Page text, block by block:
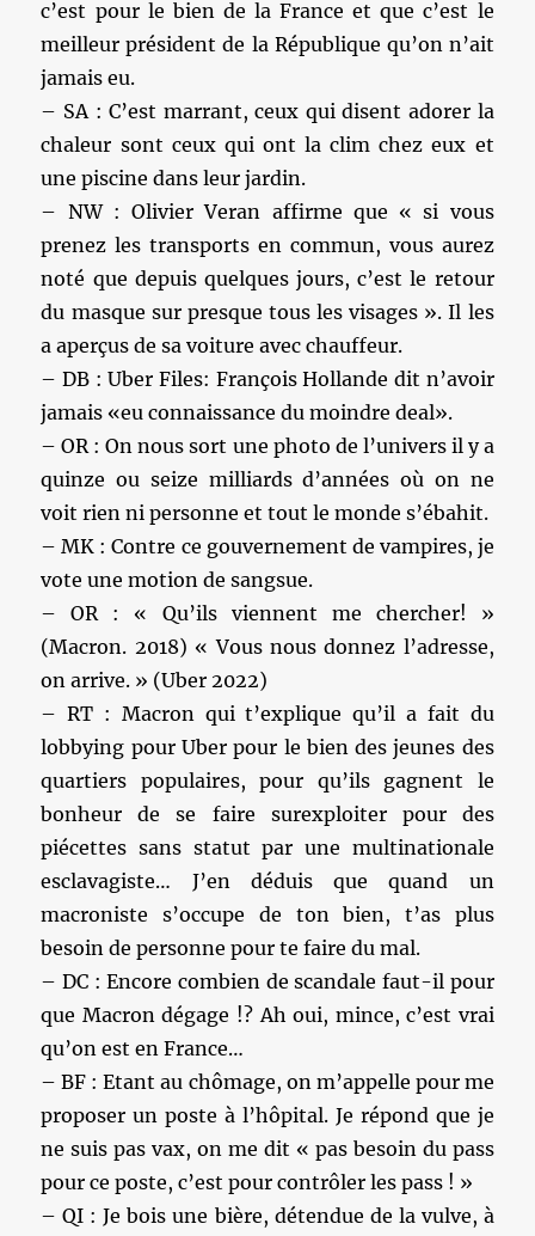
c’est pour le bien de la France et que c’est le
meilleur président de la République qu’on n’ait
jamais eu.
– SA : C’est marrant, ceux qui disent adorer la
chaleur sont ceux qui ont la clim chez eux et
une piscine dans leur jardin.
– NW : Olivier Veran affirme que « si vous
prenez les transports en commun, vous aurez
noté que depuis quelques jours, c’est le retour
du masque sur presque tous les visages ». Il les
a aperçus de sa voiture avec chauffeur.
– DB : Uber Files: François Hollande dit n’avoir
jamais «eu connaissance du moindre deal».
– OR : On nous sort une photo de l’univers il y a
quinze ou seize milliards d’années où on ne
voit rien ni personne et tout le monde s’ébahit.
– MK : Contre ce gouvernement de vampires, je
vote une motion de sangsue.
– OR : « Qu’ils viennent me chercher! »
(Macron. 2018) « Vous nous donnez l’adresse,
on arrive. » (Uber 2022)
– RT : Macron qui t’explique qu’il a fait du
lobbying pour Uber pour le bien des jeunes des
quartiers populaires, pour qu’ils gagnent le
bonheur de se faire surexploiter pour des
piécettes sans statut par une multinationale
esclavagiste… J’en déduis que quand un
macroniste s’occupe de ton bien, t’as plus
besoin de personne pour te faire du mal.
– DC : Encore combien de scandale faut-il pour
que Macron dégage !? Ah oui, mince, c’est vrai
qu’on est en France…
– BF : Etant au chômage, on m’appelle pour me
proposer un poste à l’hôpital. Je répond que je
ne suis pas vax, on me dit « pas besoin du pass
pour ce poste, c’est pour contrôler les pass ! »
– QI : Je bois une bière, détendue de la vulve, à